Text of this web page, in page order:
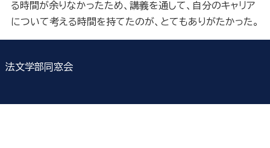
る時間が余りなかったため、講義を通して、自分のキャリア
について考える時間を持てたのが、とてもありがたかった。
法文学部同窓会